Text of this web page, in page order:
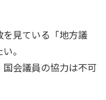
見ている「地方議
。
会議員の協力は不可